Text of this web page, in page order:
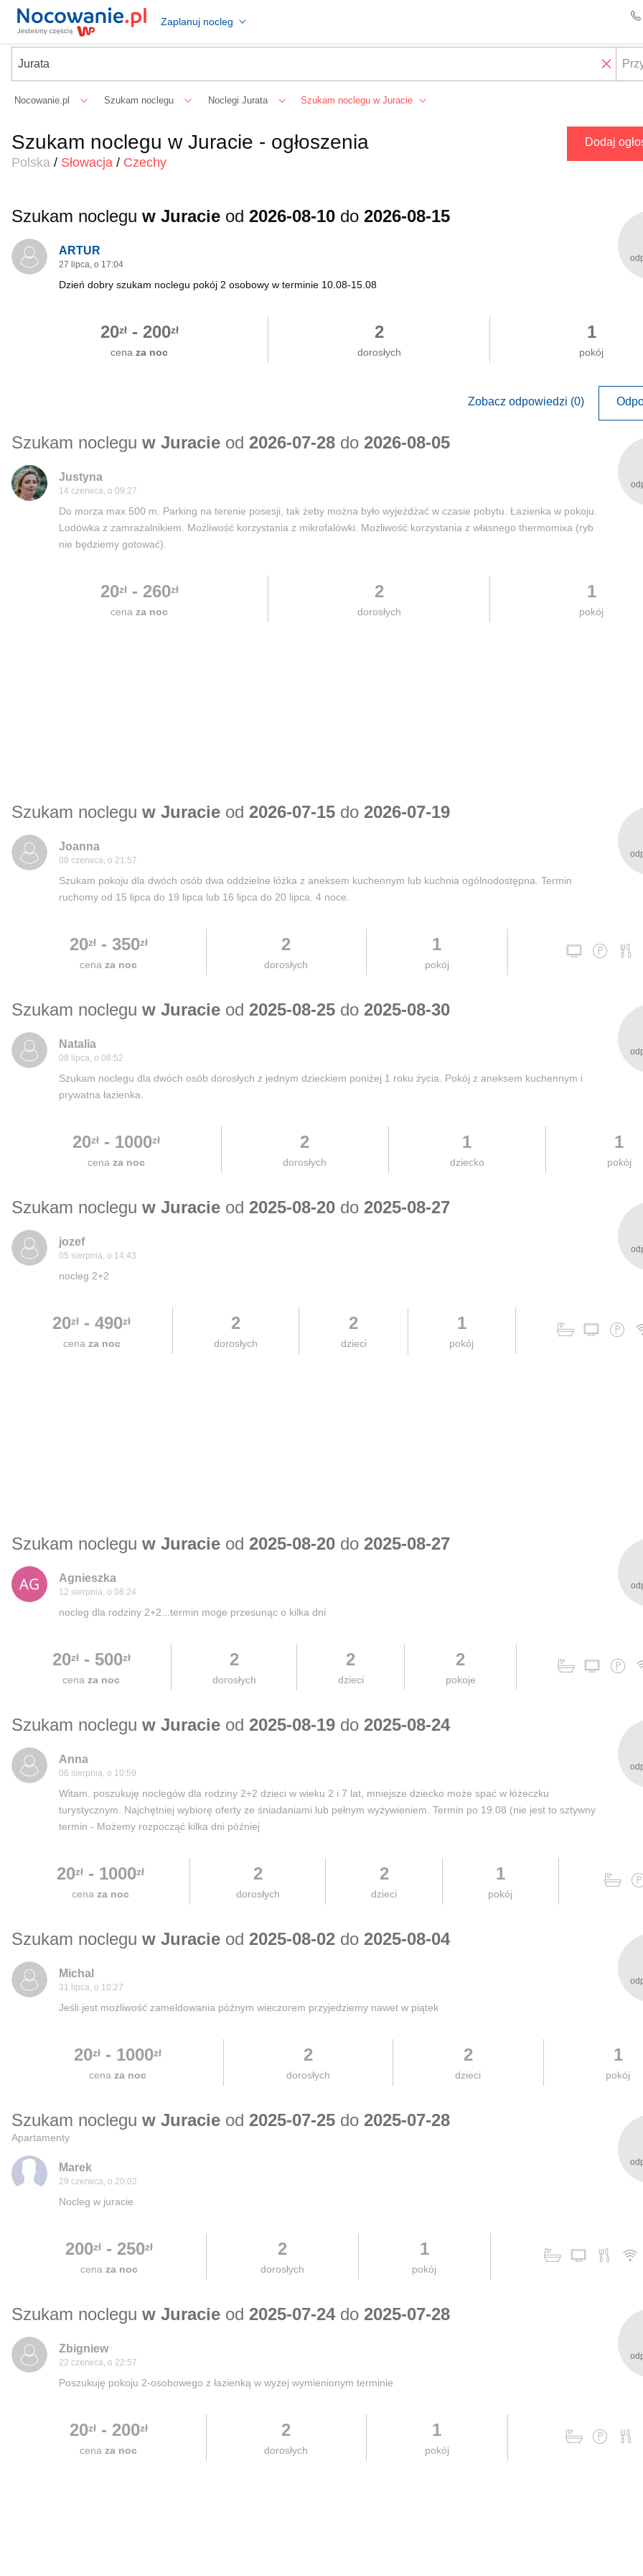
Zaplanuj nocleg
Nocowanie.pl Szukam noclegu Noclegi Jurata Szukam noclegu w Juracie
Szukam noclegu w Juracie - ogłoszenia
Polska / Słowacja / Czechy
Dodaj
Szukam noclegu w Juracie od 2026-08-10 do 2026-08-15
ARTUR
27 lipca, o 17:04
Dzień dobry szukam noclegu pokój 2 osobowy w terminie 10.08-15.08
20zł- 200zł
cenaza noc
2
dorosłych
1
pokój
Zobacz odpowiedzi (0)
Szukam noclegu w Juracie od 2026-07-28 do 2026-08-05
Justyna
14 czerwca, o 09:27
Do morza max 500 m. Parking na terenie posesji, tak żeby można było wyjeżdżać w czasie pobytu. Łazienka w pokoju.
Lodówka z zamrażalnikiem. Możliwość korzystania z mikrofalówki. Możliwość korzystania z własnego thermomixa (ryb
nie będziemy gotować).
20zł- 260zł
cenaza noc
2
dorosłych
1
pokój
Szukam noclegu w Juracie od 2026-07-15 do 2026-07-19
Joanna
08 czerwca, o 21:57
Szukam pokoju dla dwóch osób dwa oddzielne łóżka z aneksem kuchennym lub kuchnia ogólnodostępna. Termin
ruchomy od 15 lipca do 19 lipca lub 16 lipca do 20 lipca. 4 noce.
20zł- 350zł
cenaza noc
2
dorosłych
1
pokój
Szukam noclegu w Juracie od 2025-08-25 do 2025-08-30
Natalia
08 lipca, o 08:52
Szukam noclegu dla dwóch osób dorosłych z jednym dzieckiem poniżej 1 roku życia. Pokój z aneksem kuchennym i
prywatna łazienka.
20zł - 1000zł
cenaza noc
2
dorosłych
1
dziecko
1
pokój
Szukam noclegu w Juracie od 2025-08-20 do 2025-08-27
jozef
05 sierpnia, o 14:43
nocleg 2+2
20zł -490zł
cena za noc
2
dorosłych
2
dzieci
1
pokój
Szukam noclegu w Juracie od 2025-08-20 do 2025-08-27
Agnieszka
12 sierpnia, o 08:24
nocleg dla rodziny 2+2...termin moge przesunąc o kilka dni
20zł- 500zł
cenaza noc
2
dorosłych
2
dzieci
2
pokoje
Szukam noclegu w Juracie od 2025-08-19 do 2025-08-24
Anna
06 sierpnia, o 10:59
Witam. poszukuję noclegów dla rodziny 2+2 dzieci w wieku 2 i 7 lat, mniejsze dziecko może spać w łóżeczku
turystycznym. Najchętniej wybiorę oferty ze śniadaniami lub pełnym wyżywieniem. Termin po 19.08 (nie jest to sztywny
termin - Możemy rozpocząć kilka dni później
20zł - 1000zł
cenaza noc
2
dorosłych
2
dzieci
1
pokój
Szukam noclegu w Juracie od 2025-08-02 do 2025-08-04
Michal
31 lipca, o 10:27
Jeśli jest możliwość zameldowania późnym wieczorem przyjedziemy nawet w piątek
20zł- 1000zł
cena za noc
2
dorosłych
2
dzieci
1
pokój
Szukam noclegu w Juracie od 2025-07-25 do 2025-07-28
Apartamenty
Marek
29 czerwca, o 20:02
Nocleg w juracie
200zł- 250zł
cena za noc
2
dorosłych
1
pokój
Szukam noclegu w Juracie od 2025-07-24do 2025-07-28
Zbigniew
22 czerwca, o 22:57
Poszukuję pokoju 2-osobowego z łazienką w wyżej wymienionym terminie
20zł- 200zł
cenaza noc
2
dorosłych
1
pokój